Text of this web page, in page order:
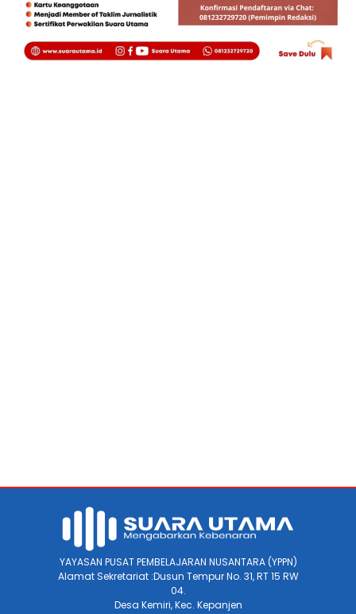
YAYASAN PUSAT PEMBELAJARAN NUSANTARA (YPPN)
Alamat Sekretariat :Dusun Tempur No. 31, RT 15 RW
04.
Desa Kemiri, Kec. Kepanjen